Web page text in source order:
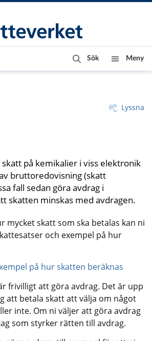
Sök Meny
Lyssna
på kemikalier i viss elektronik
av bruttoredovisning (skatt
fall sedan göra avdrag i
skatten minskas med avdragen.
mycket skatt som ska betalas kan ni
och exempel på hur
på hur skatten beräknas
frivilligt att göra avdrag. Det är upp
att betala skatt att välja om något
inte. Om ni väljer att göra avdrag
som styrker rätten till avdrag.